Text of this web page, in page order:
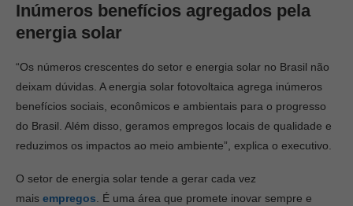
Inúmeros benefícios agregados pela
energia solar
“Os números crescentes do setor e energia solar no Brasil não
deixam dúvidas. A energia solar fotovoltaica agrega inúmeros
benefícios sociais, econômicos e ambientais para o progresso
do Brasil. Além disso, geramos empregos locais de qualidade e
reduzimos os impactos ao meio ambiente”, explica o executivo.
O setor de energia solar tende a gerar cada vez
mais empregos . É uma área que promete inovar sempre e